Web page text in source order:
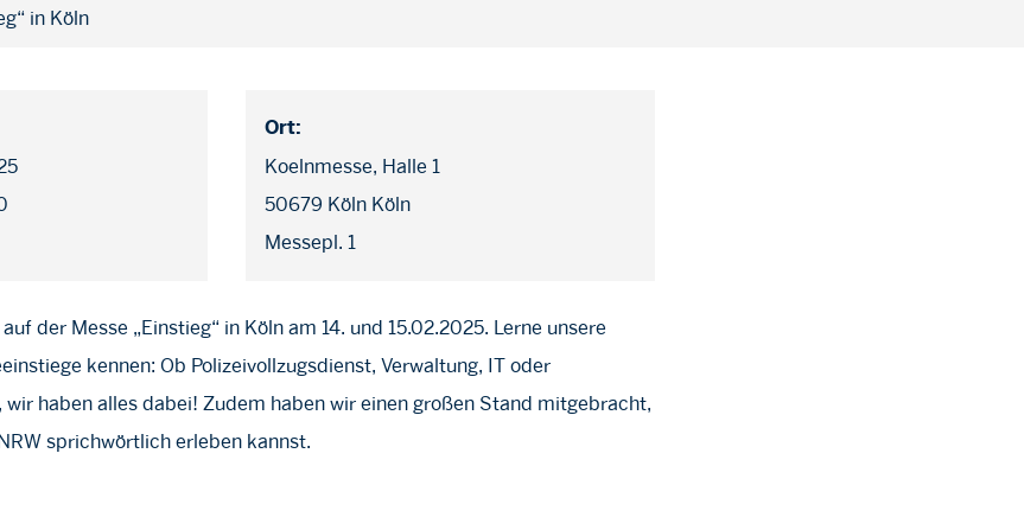
in Köln
Ort:
Koelnmesse, Halle 1
50679 Köln Köln
Messepl. 1
der Messe „Einstieg“ in Köln am 14. und 15.02.2025. Lerne unsere
kennen: Ob Polizeivollzugsdienst, Verwaltung, IT oder
wir haben alles dabei! Zudem haben wir einen großen Stand mitgebracht,
sprichwörtlich erleben kannst.